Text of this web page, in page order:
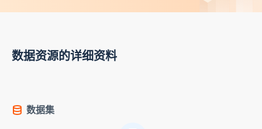
数据资源的详细资料
数据集